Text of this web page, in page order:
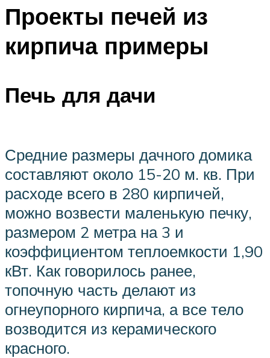
Проекты печей из
кирпича примеры
Печь для дачи
Средние размеры дачного домика
составляют около 15-20 м. кв. При
расходе всего в 280 кирпичей,
можно возвести маленькую печку,
размером 2 метра на 3 и
коэффициентом теплоемкости 1,90
кВт. Как говорилось ранее,
топочную часть делают из
огнеупорного кирпича, а все тело
возводится из керамического
красного.